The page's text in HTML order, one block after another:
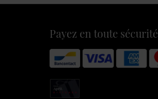
Payez en toute sécurité